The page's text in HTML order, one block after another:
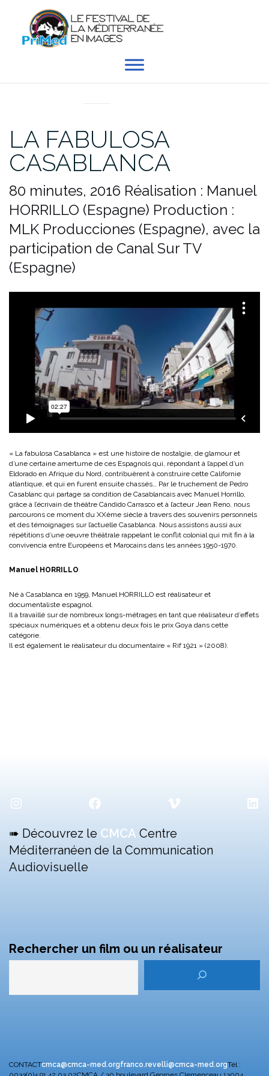
contenu
LA FABULOSA
CASABLANCA
80 minutes, 2016 Réalisation : Manuel
HORRILLO (Espagne) Production :
MLK Producciones (Espagne), avec la
participation de Canal Sur TV
(Espagne)
« La fabulosa Casablanca » est une histoire de nostalgie, de glamour et
d’une certaine amertume de ces Espagnols qui, répondant à l’appel d’un
Eldorado en Afrique du Nord, contribuèrent à construire cette Californie
atlantique, et qui en furent ensuite chassés… Par le truchement de Pedro
Casablanc qui partage sa condition de Casablancais avec Manuel Horrillo,
grâce à l’écrivain de théâtre Cándido Carrasco et à l’acteur Jean Reno, nous
parcourons ce moment du XXème siècle à travers des souvenirs personnels
et des témoignages sur l’actuelle Casablanca. Nous assistons aussi aux
répétitions d’une oeuvre théâtrale rappelant le conflit colonial qui mit fin à la
convivencia entre Européens et Marocains dans les années 1950-1970.
Manuel HORRILLO
Né à Casablanca en 1959, Manuel HORRILLO est réalisateur et
documentaliste espagnol.
Il a travaillé sur de nombreux longs-métrages en tant que réalisateur d’effets
spéciaux numériques et a obtenu deux fois le prix Goya dans cette
catégorie.
Il est également le réalisateur du documentaire « Rif 1921 » (2008).
Instagram Facebook Vimeo
➠ Découvrez le CMCA Centre
Méditerranéen de la Communication
Audiovisuelle
Rechercher un film ou un réalisateur
CONTACTcmca@cmca-med.orgfranco.revelli@cmca-med.orgTél :